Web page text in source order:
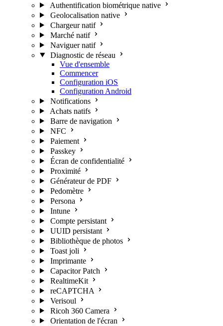
Authentification biométrique native
Geolocalisation native
Chargeur natif
Marché natif
Naviguer natif
Diagnostic de réseau
Vue d'ensemble
Commencer
Configuration iOS
Configuration Android
Notifications
Achats natifs
Barre de navigation
NFC
Paiement
Passkey
Écran de confidentialité
Proximité
Générateur de PDF
Pedomètre
Persona
Intune
Compte persistant
UUID persistant
Bibliothèque de photos
Toast joli
Imprimante
Capacitor Patch
RealtimeKit
reCAPTCHA
Verisoul
Ricoh 360 Camera
Orientation de l'écran